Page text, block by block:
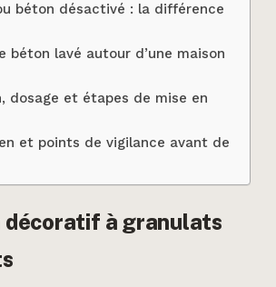
béton désactivé : la différence
béton lavé autour d’une maison
dosage et étapes de mise en
et points de vigilance avant de
décoratif à granulats